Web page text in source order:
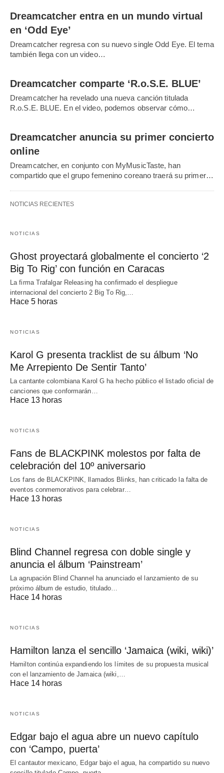
Dreamcatcher entra en un mundo virtual
en ‘Odd Eye’
Dreamcatcher regresa con su nuevo single Odd Eye. El tema
también llega con un video…
Dreamcatcher comparte ‘R.o.S.E. BLUE’
Dreamcatcher ha revelado una nueva canción titulada
R.o.S.E. BLUE. En el video, podemos observar cómo…
Dreamcatcher anuncia su primer concierto
online
Dreamcatcher, en conjunto con MyMusicTaste, han
compartido que el grupo femenino coreano traerá su primer…
NOTICIAS RECIENTES
NOTICIAS
Ghost proyectará globalmente el concierto ‘2
Big To Rig’ con función en Caracas
La firma Trafalgar Releasing ha confirmado el despliegue
internacional del concierto 2 Big To Rig,…
Hace 5 horas
NOTICIAS
Karol G presenta tracklist de su álbum ‘No
Me Arrepiento De Sentir Tanto’
La cantante colombiana Karol G ha hecho público el listado oficial de
canciones que conformarán…
Hace 13 horas
NOTICIAS
Fans de BLACKPINK molestos por falta de
celebración del 10º aniversario
Los fans de BLACKPINK, llamados Blinks, han criticado la falta de
eventos conmemorativos para celebrar…
Hace 13 horas
NOTICIAS
Blind Channel regresa con doble single y
anuncia el álbum ‘Painstream’
La agrupación Blind Channel ha anunciado el lanzamiento de su
próximo álbum de estudio, titulado…
Hace 14 horas
NOTICIAS
Hamilton lanza el sencillo ‘Jamaica (wiki, wiki)’
Hamilton continúa expandiendo los límites de su propuesta musical
con el lanzamiento de Jamaica (wiki,…
Hace 14 horas
NOTICIAS
Edgar bajo el agua abre un nuevo capítulo
con ‘Campo, puerta’
El cantautor mexicano, Edgar bajo el agua, ha compartido su nuevo